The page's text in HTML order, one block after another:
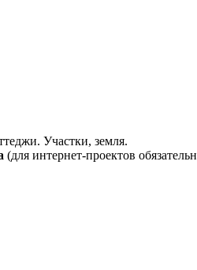
Участки, земля.
(для интернет-проектов